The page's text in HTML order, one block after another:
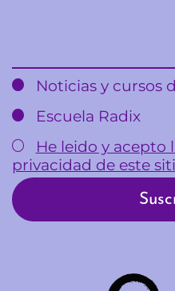
Noticias y cursos
Escuela Radix
He leido y acepto
privacidad de este